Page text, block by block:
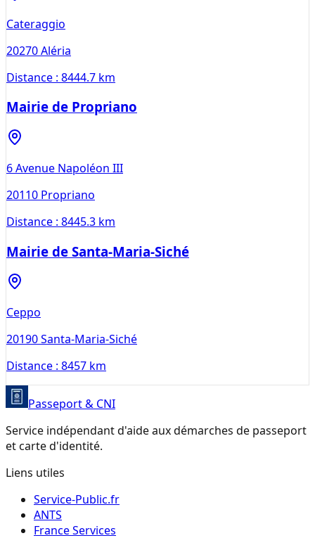
Cateraggio
20270Aléria
Distance : 8444.7 km
Mairie de Propriano
6 Avenue Napoléon III
20110 Propriano
Distance : 8445.3 km
Mairie de Santa-Maria-Siché
Ceppo
20190Santa-Maria-Siché
Distance : 8457 km
Passeport & CNI
Service indépendant d'aide aux démarches de passeport
et carte d'identité.
Liens utiles
Service-Public.fr
ANTS
France Services